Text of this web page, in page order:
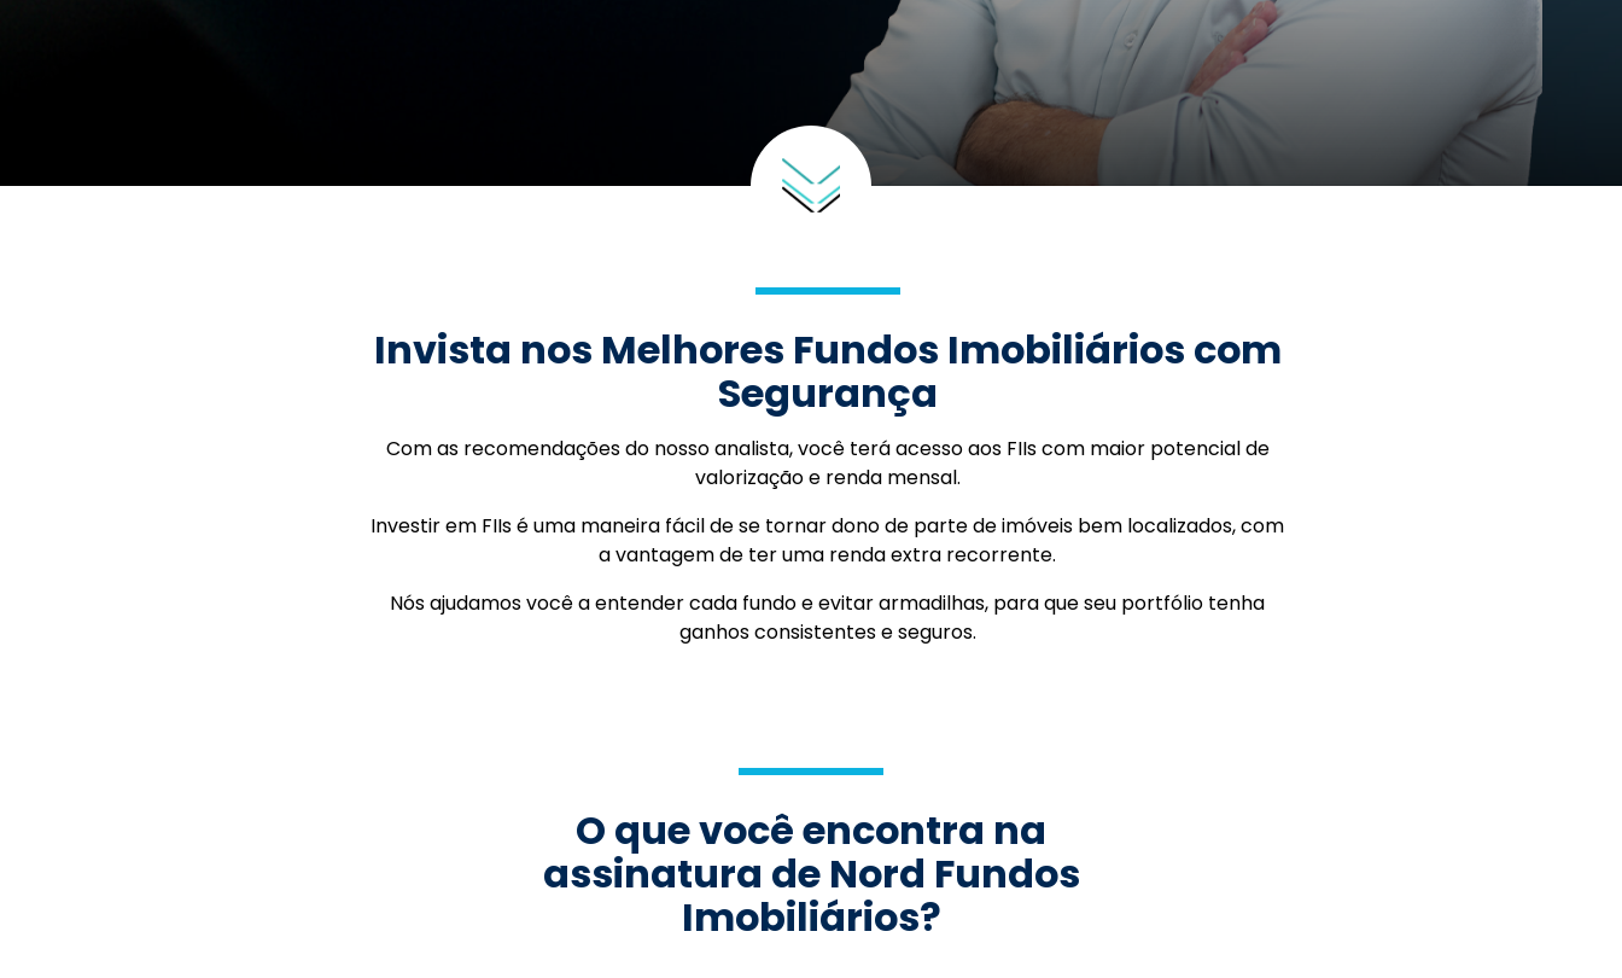
Invista nos Melhores Fundos Imobiliários com
Segurança
Com as recomendações do nosso analista, você terá acesso aos FIIs com maior potencial de
valorização e renda mensal.
Investir em FIIs é uma maneira fácil de se tornar dono de parte de imóveis bem localizados, com
a vantagem de ter uma renda extra recorrente.
Nós ajudamos você a entender cada fundo e evitar armadilhas, para que seu portfólio tenha
ganhos consistentes e seguros.
O que você encontra na
assinatura de Nord Fundos
Imobiliários?